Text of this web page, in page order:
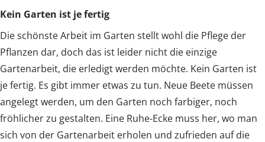
Kein Garten ist je fertig
Die schönste Arbeit im Garten stellt wohl die Pflege der
Pflanzen dar, doch das ist leider nicht die einzige
Gartenarbeit, die erledigt werden möchte. Kein Garten ist
je fertig. Es gibt immer etwas zu tun. Neue Beete müssen
angelegt werden, um den Garten noch farbiger, noch
fröhlicher zu gestalten. Eine Ruhe-Ecke muss her, wo man
sich von der Gartenarbeit erholen und zufrieden auf die